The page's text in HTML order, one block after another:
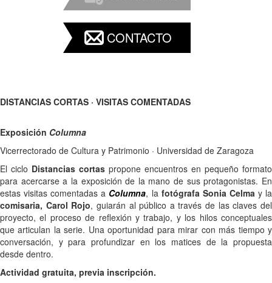
CONTACTO
DISTANCIAS CORTAS · VISITAS COMENTADAS
Exposición Columna
Vicerrectorado de Cultura y Patrimonio · Universidad de Zaragoza
El ciclo Distancias cortas propone encuentros en pequeño formato
para acercarse a la exposición de la mano de sus protagonistas. En
estas visitas comentadas a Columna, la fotógrafa Sonia Celma y la
comisaria, Carol Rojo, guiarán al público a través de las claves del
proyecto, el proceso de reflexión y trabajo, y los hilos conceptuales
que articulan la serie. Una oportunidad para mirar con más tiempo y
conversación, y para profundizar en los matices de la propuesta
desde dentro.
Actividad gratuita, previa inscripción.